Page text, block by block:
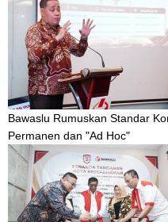
Bawaslu Rumuskan Standar
Permanen dan "Ad Hoc"